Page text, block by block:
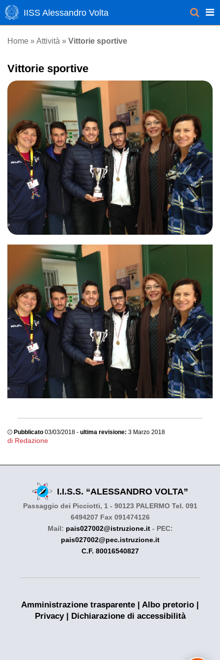
IISS Alessandro Volta
Home » Attività » Vittorie sportive
Vittorie sportive
Pubblicato 03/03/2018 - ultima revisione: 3 Marzo 2018
di Redazione
I.I.S.S. “ALESSANDRO VOLTA”
Passaggio dei Picciotti, 1 - 90123 PALERMO Tel. 091
6494207 Fax 091474126
Mail: pais027002@istruzione.it- PEC:
pais027002@pec.istruzione.it
C.F. 80016540827
Amministrazione trasparente | Albo pretorio |
Privacy| Dichiarazione di accessibilità